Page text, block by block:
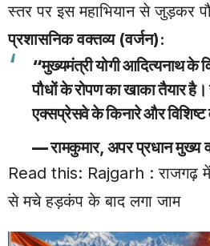
स्तर पर इस महाभियान से जुड़कर
प्रशासनिक वक्तव्य (वर्जन):
“मुख्यमंत्री योगी आदित्यनाथ के
पौधों के रोपण का खाका तैयार
एक्सप्रेसवे के किनारे और विशिष्ट
—रामकुमार, अपर प्रधान मुख्य
Read this: Rajgarh : राजगढ़ में
से मचे हड़कंप के बाद लगा जाम